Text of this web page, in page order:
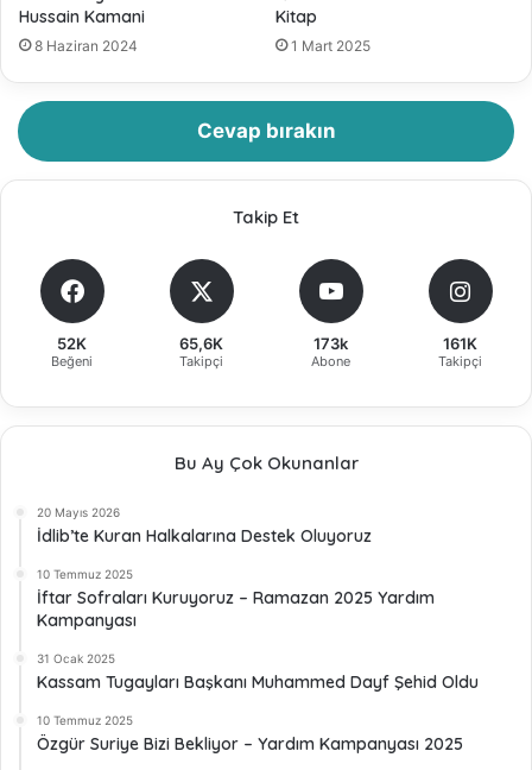
Hussain Kamani
8 Haziran 2024
Kitap
1 Mart 2025
Cevap bırakın
Takip Et
52K
Beğeni
65,6K
Takipçi
173k
Abone
161K
Takipçi
Bu Ay Çok Okunanlar
20 Mayıs 2026
İdlib’te Kuran Halkalarına Destek Oluyoruz
10 Temmuz 2025
İftar Sofraları Kuruyoruz – Ramazan 2025 Yardım
Kampanyası
31 Ocak 2025
Kassam Tugayları Başkanı Muhammed Dayf Şehid Oldu
10 Temmuz 2025
Özgür Suriye Bizi Bekliyor – Yardım Kampanyası 2025